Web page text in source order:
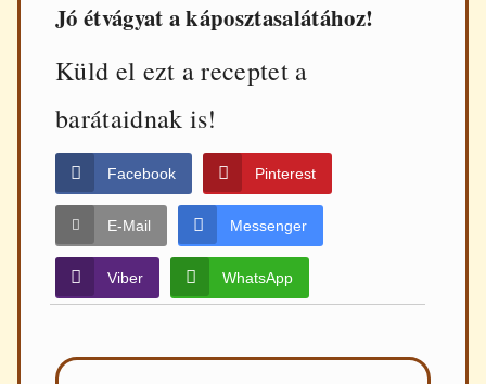
Jó étvágyat a káposztasalátához!
Küld el ezt a receptet a
barátaidnak is!
Facebook Pinterest
E-Mail Messenger
Viber WhatsApp